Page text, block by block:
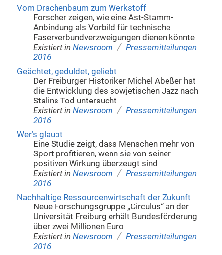
Vom Drachenbaum zum Werkstoff
Forscher zeigen, wie eine Ast-Stamm-
Anbindung als Vorbild für technische
Faserverbundverzweigungen dienen könnte
Existiert in Newsroom / Pressemitteilungen
2016
Geächtet, geduldet, geliebt
Der Freiburger Historiker Michel Abeßer hat
die Entwicklung des sowjetischen Jazz nach
Stalins Tod untersucht
Existiert in Newsroom / Pressemitteilungen
2016
Wer’s glaubt
Eine Studie zeigt, dass Menschen mehr von
Sport profitieren, wenn sie von seiner
positiven Wirkung überzeugt sind
Existiert in Newsroom / Pressemitteilungen
2016
Nachhaltige Ressourcenwirtschaft der Zukunft
Neue Forschungsgruppe „Circulus“ an der
Universität Freiburg erhält Bundesförderung
über zwei Millionen Euro
Existiert in Newsroom / Pressemitteilungen
2016